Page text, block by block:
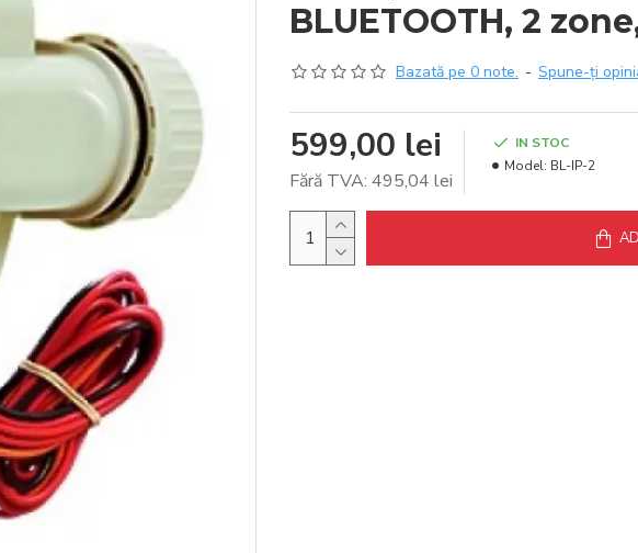
BLUETOOTH, 2
Bazată pe 0 note. - Spune-ţi
599,00 lei
Fără TVA: 495,04 lei
IN STOC
Model: BL-IP-2